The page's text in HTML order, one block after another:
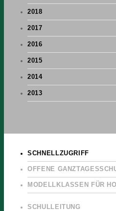
2018
2017
2016
2015
2014
2013
SCHNELLZUGRIFF
OFFENE
MODELLKLASSEN FÜR
SCHULLEITUNG